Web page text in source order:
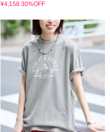
¥4,158 30%OFF